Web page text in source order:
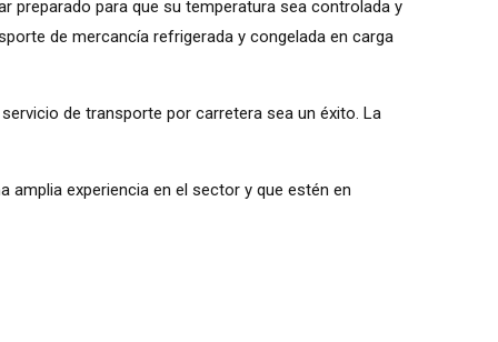
preparado para que su temperatura sea controlada y
de mercancía refrigerada y congelada en carga
de transporte por carretera sea un éxito. La
experiencia en el sector y que estén en